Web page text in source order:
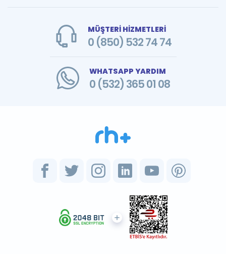
MÜŞTERİ HİZMETLERİ
0 (850) 532 74 74
WHATSAPP YARDIM
0 (532) 365 01 08